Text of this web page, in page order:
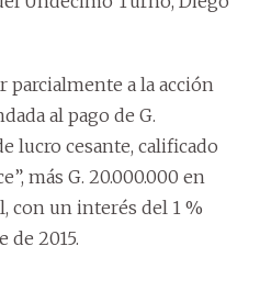
a la acción
al pago de G.
lucro cesante, calificado
más G. 20.000.000 en
con un interés del 1 %
de 2015.